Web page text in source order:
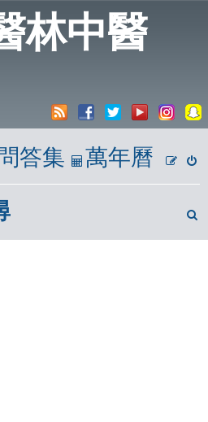
林中醫
問答集 萬年曆